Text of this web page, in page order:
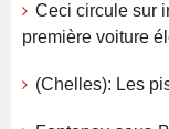
Ceci circule sur
première voiture
(Chelles): Les